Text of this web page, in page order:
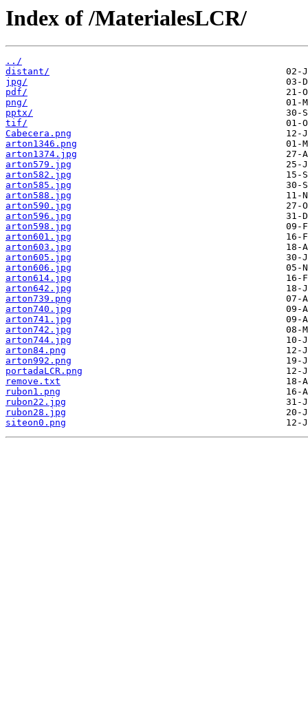
Index of /MaterialesLCR/
../
distant/
jpg/
pdf/
png/
pptx/
tif/
Cabecera.png
arton1346.png
arton1374.jpg
arton579.jpg
arton582.jpg
arton585.jpg
arton588.jpg
arton590.jpg
arton596.jpg
arton598.jpg
arton601.jpg
arton603.jpg
arton605.jpg
arton606.jpg
arton614.jpg
arton642.jpg
arton739.png
arton740.jpg
arton741.jpg
arton742.jpg
arton744.jpg
arton84.png
arton992.png
portadaLCR.png
remove.txt
rubon1.png
rubon22.jpg
rubon28.jpg
siteon0.png